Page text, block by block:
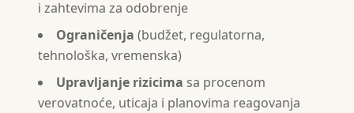
i zahtevima za odobrenje
Ograničenja (budžet, regulatorna,
tehnološka, vremenska)
Upravljanje rizicima sa procenom
verovatnoće, uticaja i planovima reagovanja